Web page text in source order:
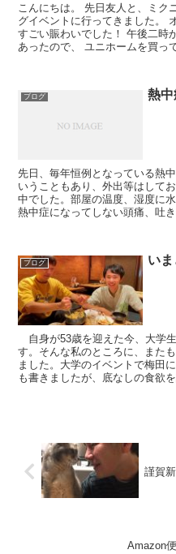
こんにちは。 先日友人と、ミク
グイベントに行ってきました。
すごい賑わいでした！ 午後二時
あったので、 ユニホームを買っ
ブログ 熱中
先日、毎年恒例となっている熱
いうこともあり、外出等はして
中でした。部屋の温度、湿度に
熱中症になってしない頭痛、吐
ブログ い
自身が53歳を迎えた今、大学
す。そんな私のところに、また
ました。大学のイベントで梅田
も書きましたが、底なしの食欲
謹賀
Amazon